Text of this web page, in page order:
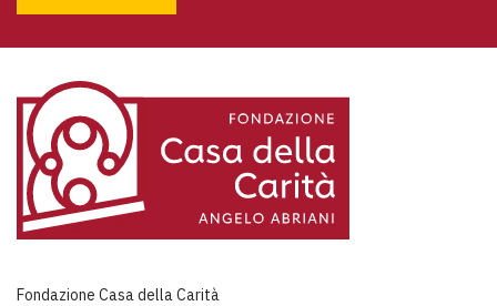
Fondazione Casa della Carità